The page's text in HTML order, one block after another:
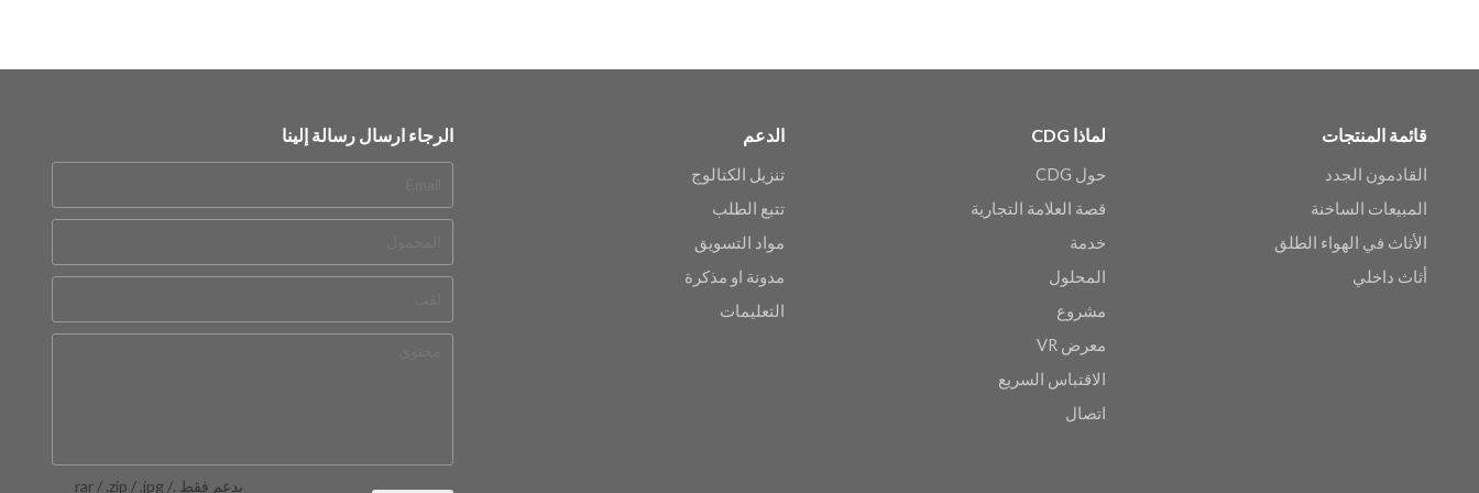
قائمة المنتجات
القادمون الجدد
المبيعات الساخنة
الأثاث في الهواء الطلق
أثاث داخلي
لماذا CDG
حول CDG
قصة العلامة التجارية
خدمة
المحلول
مشروع
معرض VR
الاقتباس السريع
اتصال
الدعم
تنزيل الكتالوج
تتبع الطلب
مواد التسويق
مدونة او مذكرة
التعليمات
الرجاء ارسال رسالة إلينا
يدعم فقط .rar / .zip / .jpg /